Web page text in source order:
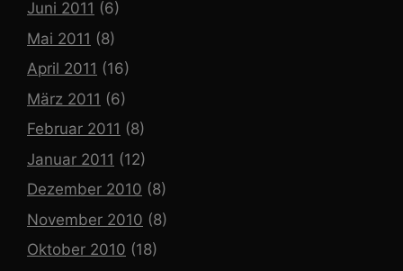
Juni 2011 (6)
Mai 2011 (8)
April 2011 (16)
März 2011 (6)
Februar 2011 (8)
Januar 2011 (12)
Dezember 2010 (8)
November 2010 (8)
Oktober 2010 (18)